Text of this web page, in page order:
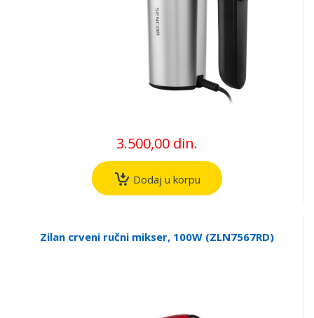
3.500,00 din.
Dodaj u korpu
Zilan crveni ručni mikser, 100W (ZLN7567RD)